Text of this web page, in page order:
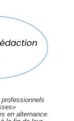
en alternance.